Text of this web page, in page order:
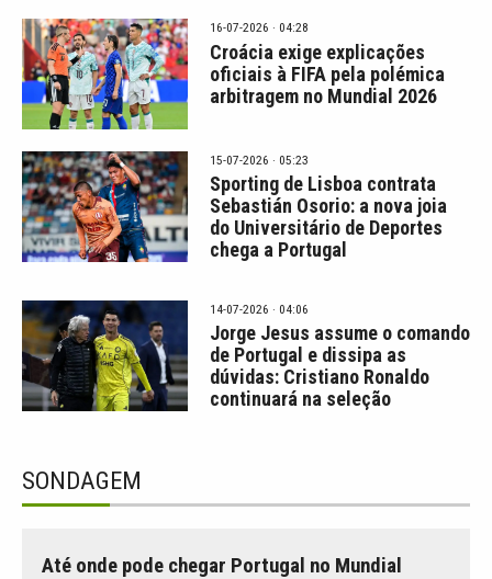
16-07-2026 · 04:28
Croácia exige explicações
oficiais à FIFA pela polémica
arbitragem no Mundial 2026
15-07-2026 · 05:23
Sporting de Lisboa contrata
Sebastián Osorio: a nova joia
do Universitário de Deportes
chega a Portugal
14-07-2026 · 04:06
Jorge Jesus assume o comando
de Portugal e dissipa as
dúvidas: Cristiano Ronaldo
continuará na seleção
SONDAGEM
Até onde pode chegar Portugal no Mundial